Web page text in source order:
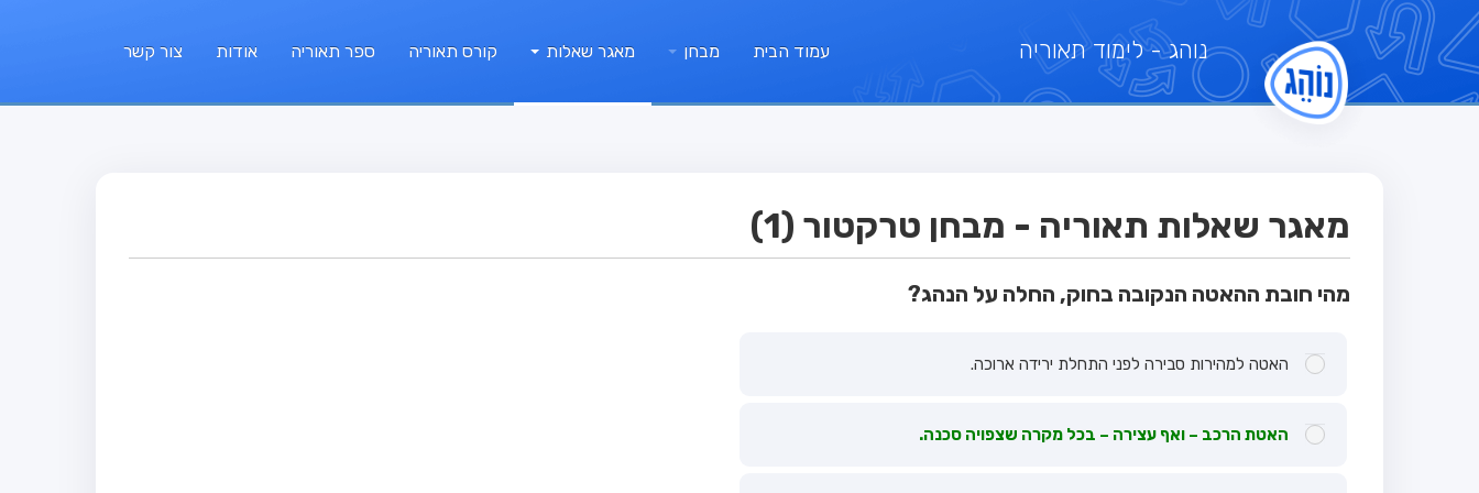
נוהג- לימוד תאוריה עמוד הבית מבחן מאגר שאלות קורס תאוריה ספר תאוריה אודות צור קשר
מאגר שאלות תאוריה - מבחן טרקטור (1)
מהי חובת ההאטה הנקובה בחוק, החלה על הנהג?
האטה למהירות סבירה לפני התחלת ירידה ארוכה.
האטת הרכב – ואף עצירה – בכל מקרה שצפויה סכנה.